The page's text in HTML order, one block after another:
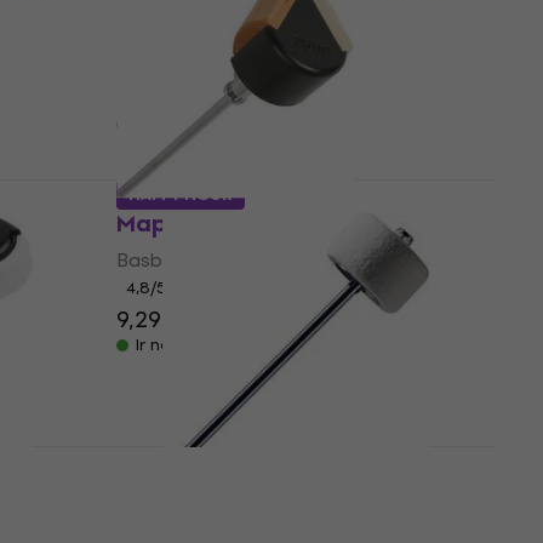
Basbungas sitējs
Ir noliktavā
Mapex 4680-515A
Basbungas sitējs
4,8/5
9,29 €
- 19 %
Ir noliktavā
HAPPY HOUR